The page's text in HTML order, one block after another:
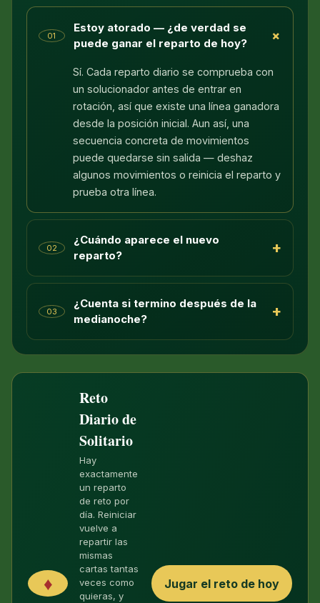
01
Estoy atorado — ¿de verdad se
puede ganar el reparto de hoy?
+
Sí. Cada reparto diario se comprueba con
un solucionador antes de entrar en
rotación, así que existe una línea ganadora
desde la posición inicial. Aun así, una
secuencia concreta de movimientos
puede quedarse sin salida — deshaz
algunos movimientos o reinicia el reparto y
prueba otra línea.
02
¿Cuándo aparece el nuevo
reparto?
+
03
¿Cuenta si termino después de la
medianoche?
+
♦
Reto
Diario de
Solitario
Hay
exactamente
un reparto
de reto por
día. Reiniciar
vuelve a
repartir las
mismas
cartas tantas
veces como
quieras, y
Jugar el reto de hoy